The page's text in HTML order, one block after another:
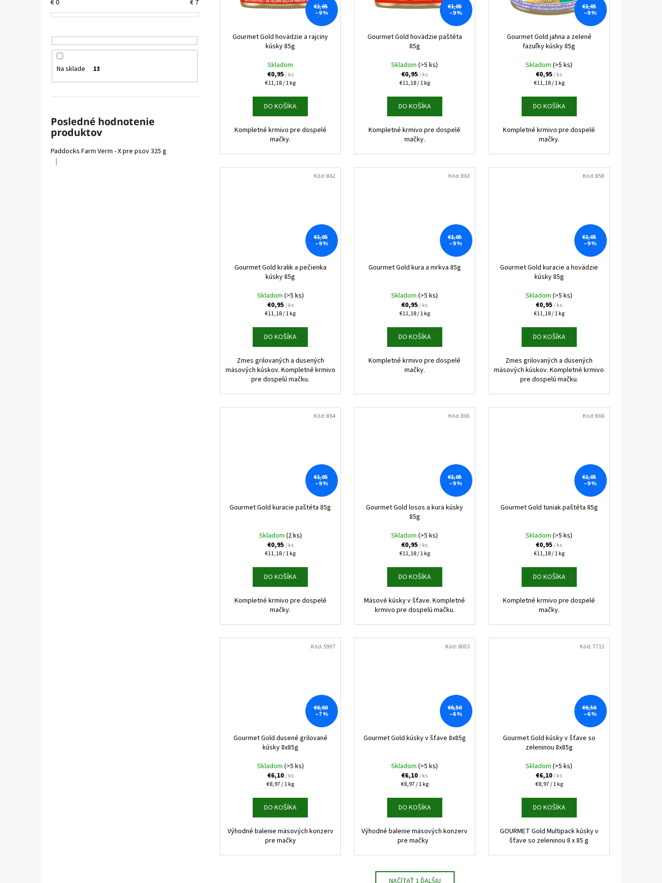
€0 € 7
Na sklade 13
Posledné hodnotenie
produktov
Paddocks Farm Verm - X pre psov 325 g
Hodnotenie produktu je 5 z 5 hviezdičiek.
|
€1,05
–9 %
Gourmet Gold hovädzie a rajciny
kúsky 85g
Skladom
€0,95/ ks
Jednotková
€11,18 / 1 kg
DO KOŠÍKA
Kompletné krmivo pre dospelé
mačky.
€1,05
–9 %
Gourmet Gold hovädzie paštéta
85g
Skladom(>5 ks)
€0,95/ ks
Jednotková
€11,18 / 1 kg
DO KOŠÍKA
Kompletné krmivo pre dospelé
mačky.
€1,05
–9 %
Gourmet Gold jahna a zelené
fazuľky kúsky 85g
Skladom(>5 ks)
€0,95/ ks
Jednotková
€11,18 / 1 kg
DO KOŠÍKA
Kompletné krmivo pre dospelé
mačky.
€1,05
–9 %
Gourmet Gold kralik a pečienka
kúsky 85g
Skladom (>5 ks)
€0,95/ ks
Jednotková
€11,18 / 1 kg
DO KOŠÍKA
Zmes grilovaných a dusených
mäsových kúskov. Kompletné krmivo
pre dospelú mačku.
Kód:862
€1,05
–9 %
Gourmet Gold kura a mrkva 85g
Skladom(>5 ks)
€0,95/ ks
Jednotková
€11,18 / 1 kg
DO KOŠÍKA
Kompletné krmivo pre dospelé
mačky.
Kód:863
€1,05
–9 %
Gourmet Gold kuracie a hovädzie
kúsky 85g
Skladom(>5 ks)
€0,95/ ks
Jednotková
€11,18 / 1 kg
DO KOŠÍKA
Zmes grilovaných a dusených
mäsových kúskov. Kompletné krmivo
pre dospelú mačku.
Kód:858
€1,05
–9 %
Gourmet Gold kuracie paštéta 85g
Skladom (2 ks)
€0,95/ ks
Jednotková
€11,18 / 1 kg
DO KOŠÍKA
Kompletné krmivo pre dospelé
mačky.
Kód:864
€1,05
–9 %
Gourmet Gold losos a kura kúsky
85g
Skladom(>5 ks)
€0,95/ ks
Jednotková
€11,18 / 1 kg
DO KOŠÍKA
Mäsové kúsky v šťave. Kompletné
krmivo pre dospelú mačku.
Kód:865
€1,05
–9 %
Gourmet Gold tuniak paštéta 85g
Skladom(>5 ks)
€0,95/ ks
Jednotková
€11,18 / 1 kg
DO KOŠÍKA
Kompletné krmivo pre dospelé
mačky.
Kód:866
€6,60
–7 %
Gourmet Gold dusené grilované
kúsky 8x85g
Skladom (>5 ks)
€6,10/ ks
Jednotková
€8,97 / 1 kg
DO KOŠÍKA
Výhodné balenie mäsových konzerv
pre mačky
Kód:5997
€6,50
–6 %
Gourmet Gold kúsky v šťave 8x85g
Skladom(>5 ks)
€6,10/ ks
Jednotková
€8,97 / 1 kg
DO KOŠÍKA
Výhodné balenie mäsových konzerv
pre mačky
Kód: 6003
€6,50
–6 %
Gourmet Gold kúsky v šťave so
zeleninou 8x85g
Skladom(>5 ks)
€6,10/ ks
Jednotková
€8,97 / 1 kg
DO KOŠÍKA
GOURMET Gold Multipack kúsky v
šťave so zeleninou 8 x 85 g
Kód:7713
V ŽELÉ 44X85G
ZEMIAKY 800G